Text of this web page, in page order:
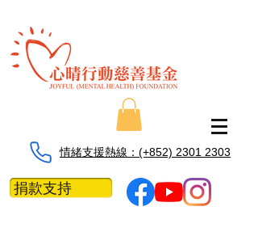
情緒支援熱線：​​(+852) 2301 2303
捐款支持